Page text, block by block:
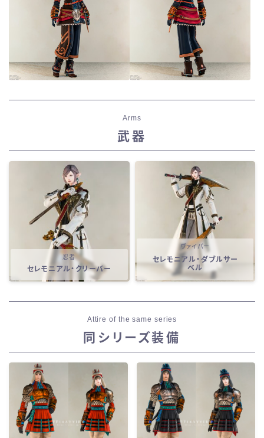
Arms
武器
忍者
セレモニアル・クリーバー
ヴァイパー
セレモニアル・ダブルサー
ベル
Attire of the same series
同シリーズ装備